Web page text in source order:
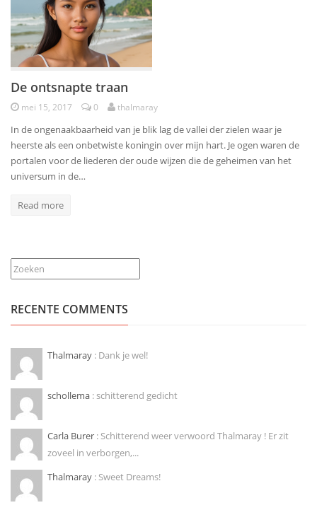
De ontsnapte traan
mei 15, 2017 0 thalmaray
In de ongenaakbaarheid van je blik lag de vallei der zielen waar je
heerste als een onbetwiste koningin over mijn hart. Je ogen waren de
portalen voor de liederen der oude wijzen die de geheimen van het
universum in de…
Read more
Zoeken
RECENTE COMMENTS
Thalmaray : Dank je wel!
schollema : schitterend gedicht
Carla Burer : Schitterend weer verwoord Thalmaray ! Er zit
zoveel in verborgen,...
Thalmaray : Sweet Dreams!